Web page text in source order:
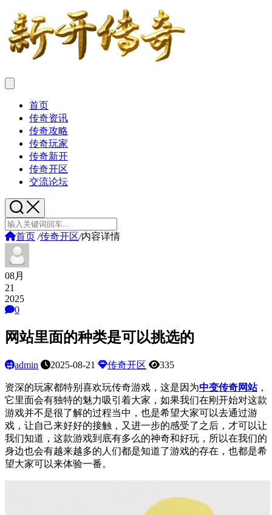
首页
传奇资讯
传奇攻略
传奇玩家
传奇新开
传奇开区
交流论坛
首页 /传奇开区/内容详情
08月
21
2025
0
网站里面的种类是可以挑选的
admin 2025-08-21 传奇开区 335
资深的玩家都特别喜欢玩传奇游戏，这是因为中变传奇网站，
它里面会有独特的魅力吸引着大家，如果我们在刚开始对这款
游戏并不是很了解的过程当中，也是希望大家可以去通过游
戏，让自己来好好的接触，又进一步的感受了之后，才可以让
我们知道，这款游戏到底有多么的神奇和好玩，所以在我们的
身边也会有越来越多的人们都是知道了游戏的存在，也都是希
望大家可以来体验一番。